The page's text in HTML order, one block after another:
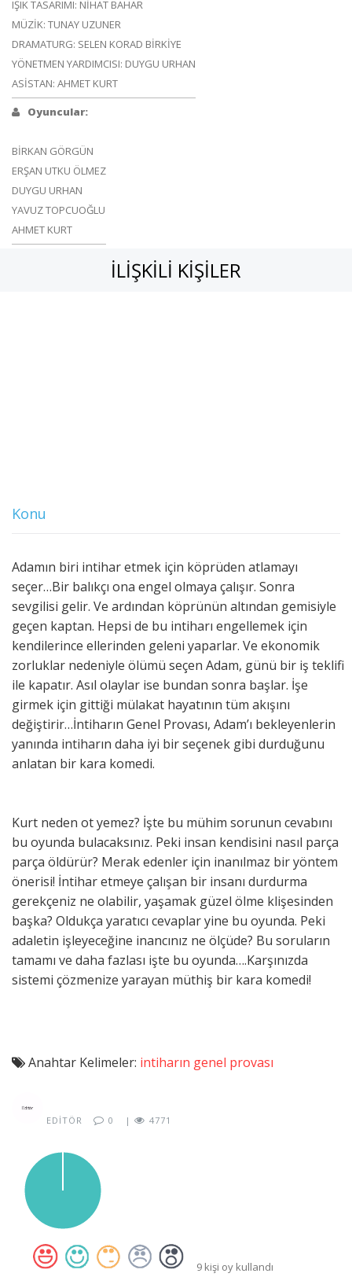
IŞIK TASARIMI: NİHAT BAHAR
MÜZİK: TUNAY UZUNER
DRAMATURG: SELEN KORAD BİRKİYE
YÖNETMEN YARDIMCISI: DUYGU URHAN
ASİSTAN: AHMET KURT
Oyuncular:
BİRKAN GÖRGÜN
ERŞAN UTKU ÖLMEZ
DUYGU URHAN
YAVUZ TOPCUOĞLU
AHMET KURT
İLIŞKILI KIŞILER
Konu
Adamın biri intihar etmek için köprüden atlamayı
seçer…Bir balıkçı ona engel olmaya çalışır. Sonra
sevgilisi gelir. Ve ardından köprünün altından gemisiyle
geçen kaptan. Hepsi de bu intiharı engellemek için
kendilerince ellerinden geleni yaparlar. Ve ekonomik
zorluklar nedeniyle ölümü seçen Adam, günü bir iş teklifi
ile kapatır. Asıl olaylar ise bundan sonra başlar. İşe
girmek için gittiği mülakat hayatının tüm akışını
değiştirir…İntiharın Genel Provası, Adam’ı bekleyenlerin
yanında intiharın daha iyi bir seçenek gibi durduğunu
anlatan bir kara komedi.
Kurt neden ot yemez? İşte bu mühim sorunun cevabını
bu oyunda bulacaksınız. Peki insan kendisini nasıl parça
parça öldürür? Merak edenler için inanılmaz bir yöntem
önerisi! İntihar etmeye çalışan bir insanı durdurma
gerekçeniz ne olabilir, yaşamak güzel ölme klişesinden
başka? Oldukça yaratıcı cevaplar yine bu oyunda. Peki
adaletin işleyeceğine inancınız ne ölçüde? Bu soruların
tamamı ve daha fazlası işte bu oyunda….Karşınızda
sistemi çözmenize yarayan müthiş bir kara komedi!
Anahtar Kelimeler: intiharın genel provası
EDITÖR 0 | 4771
9 kişi oy kullandı